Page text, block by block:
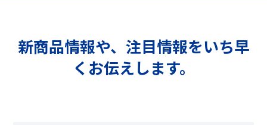
新商品情報や、注目情報をいち早
くお伝えします。